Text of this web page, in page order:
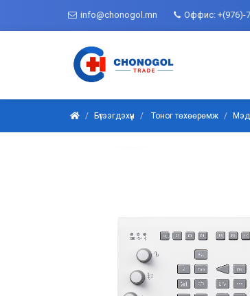
info@chonogol.mn Оффис: +(976)-
Бүтээгдэхүүн Тоног төхөөрөмж